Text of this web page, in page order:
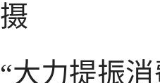
摄
“大力提振